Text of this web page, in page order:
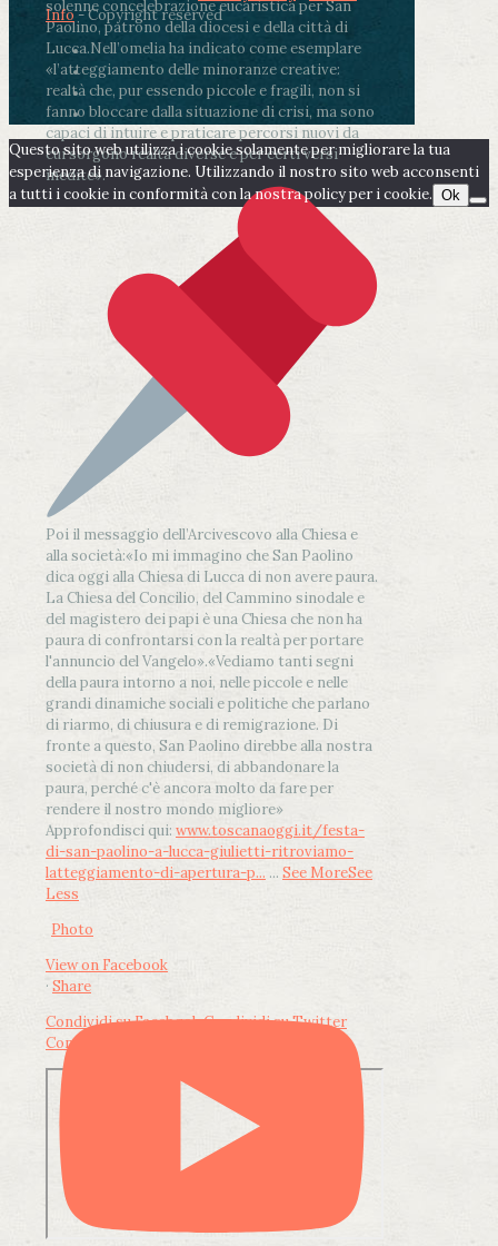
solenne concelebrazione eucaristica per San
Paolino, patrono della diocesi e della città di
Lucca.Nell’omelia ha indicato come esemplare
«l’atteggiamento delle minoranze creative:
realtà che, pur essendo piccole e fragili, non si
fanno bloccare dalla situazione di crisi, ma sono
capaci di intuire e praticare percorsi nuovi da
cui sorgono realtà diverse e per certi versi
inedite».
Poi il messaggio dell’Arcivescovo alla Chiesa e
alla società:«Io mi immagino che San Paolino
dica oggi alla Chiesa di Lucca di non avere paura.
La Chiesa del Concilio, del Cammino sinodale e
del magistero dei papi è una Chiesa che non ha
paura di confrontarsi con la realtà per portare
l'annuncio del Vangelo».«Vediamo tanti segni
della paura intorno a noi, nelle piccole e nelle
grandi dinamiche sociali e politiche che parlano
di riarmo, di chiusura e di remigrazione. Di
fronte a questo, San Paolino direbbe alla nostra
società di non chiudersi, di abbandonare la
paura, perché c'è ancora molto da fare per
rendere il nostro mondo migliore»
Approfondisci qui: www.toscanaoggi.it/festa-
di-san-paolino-a-lucca-giulietti-ritroviamo-
latteggiamento-di-apertura-p... ... See MoreSee
Less
Photo
View on Facebook
· Share
Condividi su FacebookCondividi su Twitter
Condividi su LinkedIn
Info- Copyright reserved
Questo sito web utilizza i cookie solamente per migliorare la tua
esperienza di navigazione. Utilizzando il nostro sito web acconsenti
a tutti i cookie in conformità con la nostra policy per i cookie. Ok